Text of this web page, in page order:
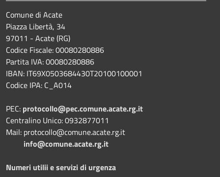
Comune di Acate
Piazza Libertà, 34
97011 - Acate (RG)
Codice Fiscale: 00080280886
Partita IVA: 00080280886
IBAN: IT69X0503684430T20100100001
Codice IPA: C_A014
PEC: protocollo@pec.comune.acate.rg.it
Centralino Unico: 0932877011
Mail: protocollo@comune.acate.rg.it
info@comune.acate.rg.it
Numeri utilii e servizi di urgenza